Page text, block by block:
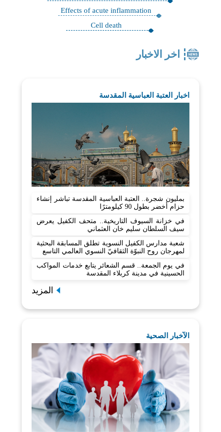
Effects of acute inflammation
Cell death
اخر الاخبار
اخبار العتبة العباسية المقدسة
بمليون شجرة.. العتبة العباسية المقدسة تباشر إنشاء
حزام أخضر بطول 90 كيلومترًا
في خزانة السيوف التاريخية.. متحف الكفيل يعرض
سيف السلطان سليم خان العثماني
شعبة مدارس الكفيل النسوية تطلق المسابقة البحثية
لمهرجان روح النبوّة الثقافيّ النسوي العالمي التاسع
في يوم الجمعة.. قسم الشعائر يتابع خدمات المواكب
الحسينية في مدينة كربلاء المقدسة
المزيد
الآخبار الصحية